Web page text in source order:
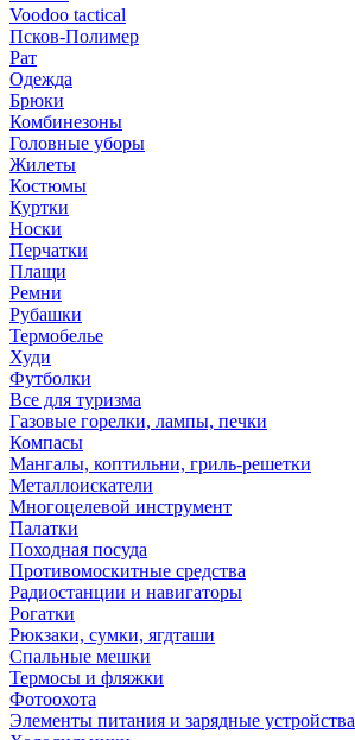
Voodoo tactical
Псков-Полимер
Рат
Одежда
Брюки
Комбинезоны
Головные уборы
Жилеты
Костюмы
Куртки
Носки
Перчатки
Плащи
Ремни
Рубашки
Термобелье
Худи
Футболки
Все для туризма
Газовые горелки, лампы, печки
Компасы
Мангалы, коптильни, гриль-решетки
Металлоискатели
Многоцелевой инструмент
Палатки
Походная посуда
Противомоскитные средства
Радиостанции и навигаторы
Рогатки
Рюкзаки, сумки, ягдташи
Спальные мешки
Термосы и фляжки
Фотоохота
Элементы питания и зарядные устройства